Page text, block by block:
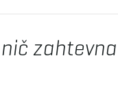
zahtevna